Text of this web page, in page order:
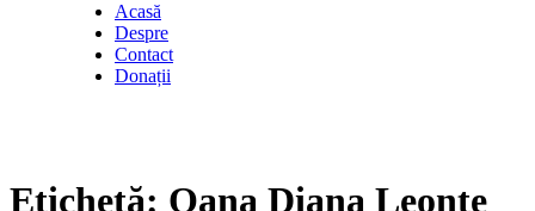
Acasă
Despre
Contact
Donații
Etichetă: Oana Diana Leonte